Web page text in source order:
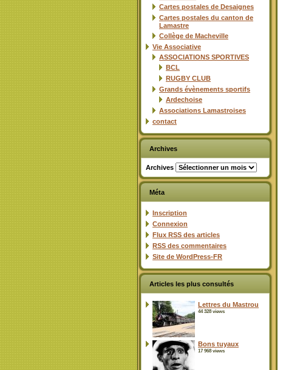
Cartes postales de Desaignes
Cartes postales du canton de
Lamastre
Collège de Macheville
Vie Associative
ASSOCIATIONS SPORTIVES
BCL
RUGBY CLUB
Grands évènements sportifs
Ardechoise
Associations Lamastroises
contact
Archives
Archives
Méta
Inscription
Connexion
Flux RSS des articles
RSS des commentaires
Site de WordPress-FR
Articles les plus consultés
Lettres du Mastrou
44 328 views
Bons tuyaux
17 968 views